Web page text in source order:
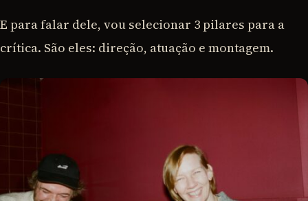
E para falar dele, vou selecionar 3 pilares para a
crítica. São eles: direção, atuação e montagem.